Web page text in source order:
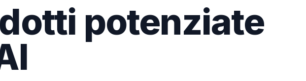
potenziate